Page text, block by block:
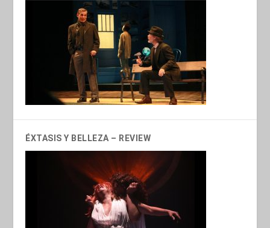
ÉXTASIS Y BELLEZA – REVIEW